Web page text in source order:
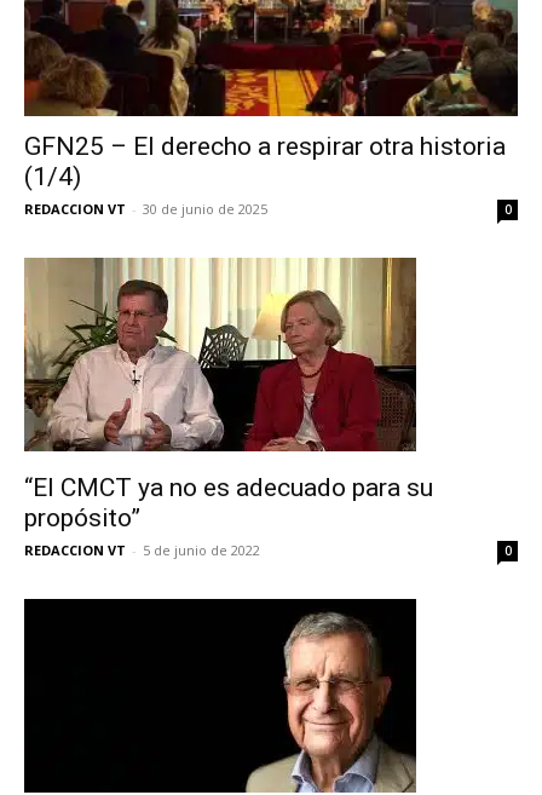
GFN25 – El derecho a respirar otra historia
(1/4)
REDACCION VT - 30 de junio de 2025 0
“El CMCT ya no es adecuado para su
propósito”
REDACCION VT - 5 de junio de 2022 0